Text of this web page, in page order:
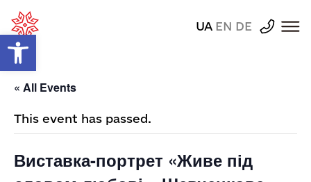
Відкрити Панель інструментів
UA EN DE
« All Events
This event has passed.
Виставка-портрет «Живе під